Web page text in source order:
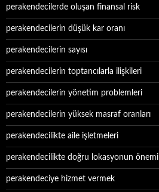
perakendecilerde oluşan finansal risk
perakendecilerin düşük kar oranı
perakendecilerin sayısı
perakendecilerin toptancılarla ilişkileri
perakendecilerin yönetim problemleri
perakendecilerin yüksek masraf oranları
perakendecilikte aile işletmeleri
perakendecilikte doğru lokasyonun önemi
perakendeciye hizmet vermek